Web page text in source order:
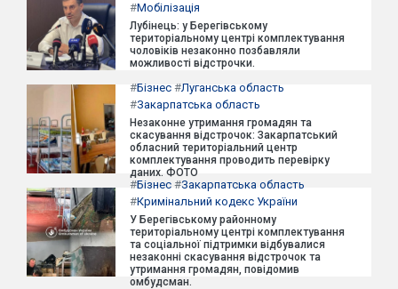
#Мобілізація
Лубінець: у Берегівському
територіальному центрі комплектування
чоловіків незаконно позбавляли
можливості відстрочки.
#Бізнес #Луганська область
#Закарпатська область
Незаконне утримання громадян та
скасування відстрочок: Закарпатський
обласний територіальний центр
комплектування проводить перевірку
даних. ФОТО
#Бізнес #Закарпатська область
#Кримінальний кодекс України
У Берегівському районному
територіальному центрі комплектування
та соціальної підтримки відбувалися
незаконні скасування відстрочок та
утримання громадян, повідомив
омбудсман.